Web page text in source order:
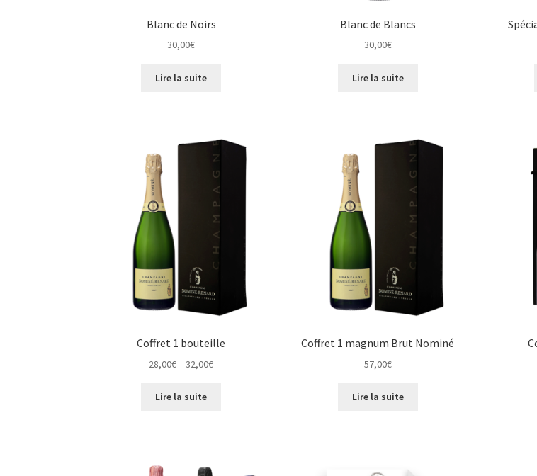
Blanc de Noirs
30,00€
Lire la suite
Blanc de Blancs
30,00€
Lire la suite
Coffret 1 bouteille
28,00€–32,00€
Lire la suite
Coffret 1 magnum Brut Nominé
57,00€
Lire la suite